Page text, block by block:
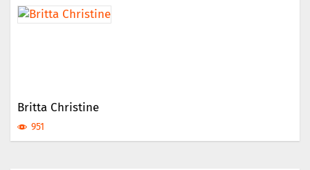
Britta Christine
951